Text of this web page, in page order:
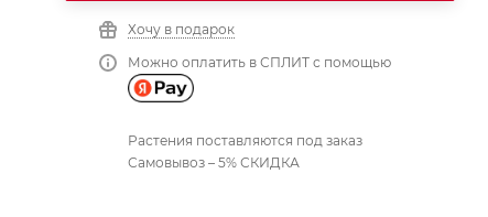
Хочу в подарок
Можно оплатить в СПЛИТ с помощью
Растения поставляются под заказ
Самовывоз – 5% СКИДКА